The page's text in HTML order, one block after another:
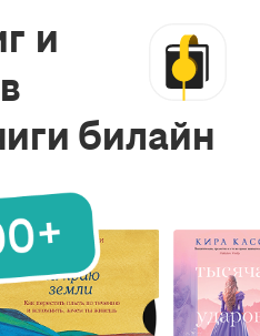
и
билайн